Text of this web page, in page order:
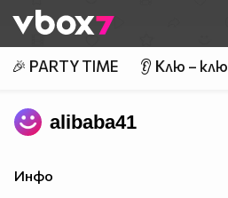
👾
🎉 PARTY TIME 👂 Клю – клю
alibaba41
Инфо